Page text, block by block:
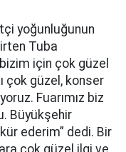
yoğunluğunun
Tuba
için çok güzel
çok güzel, konser
Fuarımız biz
Büyükşehir
ederim” dedi. Bir